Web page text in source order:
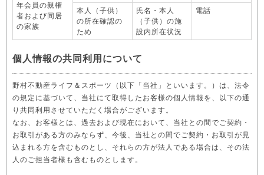
年会員の親権
者および同居
の家族
本人（子供）
の所在確認の
ため
氏名・本人
（子供）の施
設内所在状況
電話
個人情報の共同利用について
野村不動産ライフ＆スポーツ（以下「当社」といいます。）は、法令
の規定に基づいて、当社にて取得したお客様の個人情報を、以下の通
り共同利用させていただく場合がございます。
なお、お客様とは、過去および現在において、当社との間でご契約・
お取引がある方のみならず、今後、当社との間でご契約・お取引が見
込まれる方を含むものとし、それらの方が法人である場合は、その法
人のご担当者様も含むものとします。